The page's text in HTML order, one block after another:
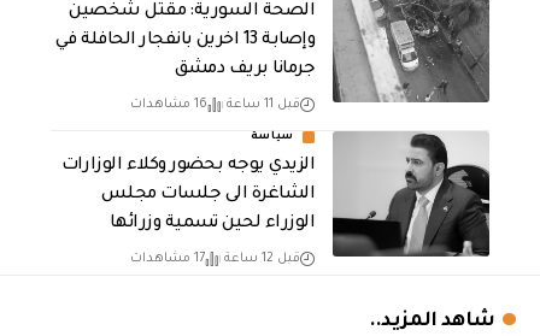
الصحة السورية: مقتل شخصين
وإصابة 13 اخرين بانفجار الحافلة في
جرمانا بريف دمشق
قبل 11 ساعة 16 مشاهدات
سياسة
الزيدي يوجه بحضور وكلاء الوزارات
الشاغرة الى جلسات مجلس
الوزراء لحين تسمية وزرائها
قبل 12 ساعة 17 مشاهدات
شاهد المزيد..